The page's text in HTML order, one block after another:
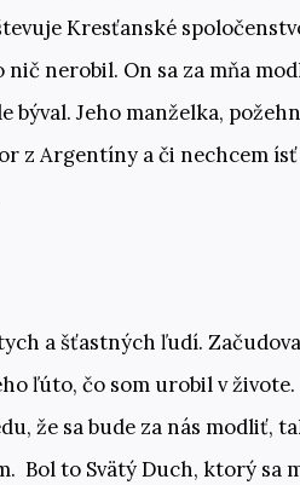
Kresťanské
nerobil. On sa za mňa
býval. Jeho manželka,
z Argentíny a či nechcem
a šťastných ľudí.
ľúto, čo som urobil v živote.
že sa bude za nás modliť,
Bol to Svätý Duch, ktorý sa